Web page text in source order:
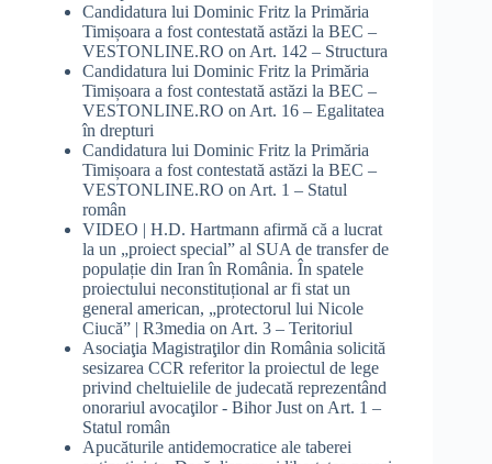
Candidatura lui Dominic Fritz la Primăria
Timișoara a fost contestată astăzi la BEC –
VESTONLINE.RO on Art. 142 – Structura
Candidatura lui Dominic Fritz la Primăria
Timișoara a fost contestată astăzi la BEC –
VESTONLINE.RO on Art. 16 – Egalitatea
în drepturi
Candidatura lui Dominic Fritz la Primăria
Timișoara a fost contestată astăzi la BEC –
VESTONLINE.RO on Art. 1 – Statul
român
VIDEO | H.D. Hartmann afirmă că a lucrat
la un „proiect special” al SUA de transfer de
populație din Iran în România. În spatele
proiectului neconstituțional ar fi stat un
general american, „protectorul lui Nicole
Ciucă” | R3media on Art. 3 – Teritoriul
Asociaţia Magistraţilor din România solicită
sesizarea CCR referitor la proiectul de lege
privind cheltuielile de judecată reprezentând
onorariul avocaţilor - Bihor Just on Art. 1 –
Statul român
Apucăturile antidemocratice ale taberei